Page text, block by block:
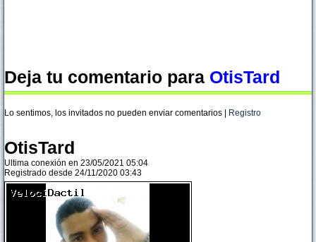
Deja tu comentario para OtisTard
Lo sentimos, los invitados no pueden enviar comentarios | Registro
OtisTard
Ultima conexión en 23/05/2021 05:04
Registrado desde 24/11/2020 03:43